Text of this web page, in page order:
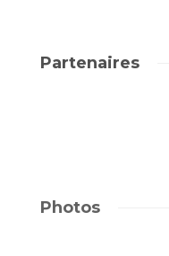
Partenaires
Photos